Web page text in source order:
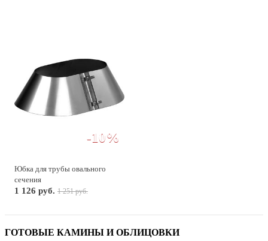
-10%
Юбка для трубы овального
сечения
1 126 руб. 1 251 руб.
ГОТОВЫЕ КАМИНЫ И ОБЛИЦОВКИ